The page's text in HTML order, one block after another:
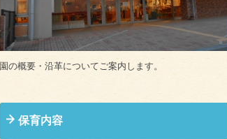
園の概要・沿革についてご案内します。
保育内容